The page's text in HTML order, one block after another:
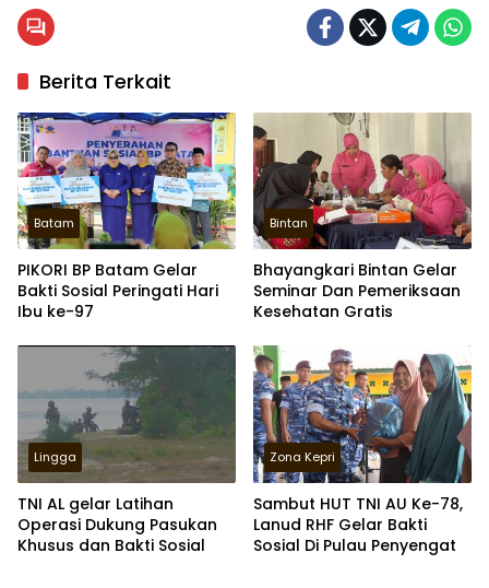
Berita Terkait
Batam
PIKORI BP Batam Gelar
Bakti Sosial Peringati Hari
Ibu ke-97
Bintan
Bhayangkari Bintan Gelar
Seminar Dan Pemeriksaan
Kesehatan Gratis
Lingga
TNI AL gelar Latihan
Operasi Dukung Pasukan
Khusus dan Bakti Sosial
Zona Kepri
Sambut HUT TNI AU Ke-78,
Lanud RHF Gelar Bakti
Sosial Di Pulau Penyengat
Zona Kepri Zona Kepri